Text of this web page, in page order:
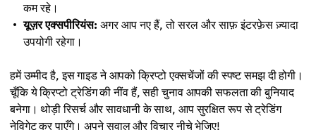
कम रहे।
यूज़र एक्सपीरियंस: अगर आप नए हैं, तो सरल और साफ़ इंटरफ़ेस ज़्यादा
उपयोगी रहेगा।
हमें उम्मीद है, इस गाइड ने आपको क्रिप्टो एक्सचेंजों की स्पष्ट समझ दी होगी।
चूँकि ये क्रिप्टो ट्रेडिंग की नींव हैं, सही चुनाव आपकी सफलता की बुनियाद
बनेगा। थोड़ी रिसर्च और सावधानी के साथ, आप सुरक्षित रूप से ट्रेडिंग
नेविगेट कर पाएँगे। अपने सवाल और विचार नीचे भेजिए!